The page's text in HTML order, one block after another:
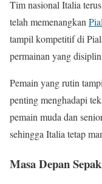
Tim nasional Italia
telah memenangkan
tampil kompetitif di
permainan yang
Pemain yang rutin
penting menghadapi
pemain muda dan
sehingga Italia tetap
Masa Depan